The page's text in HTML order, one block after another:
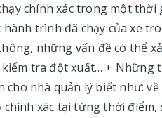
chính xác trong một thời
trình đã chạy của xe
những vấn đề có thể
tra đột xuất… + Những
nhà quản lý biết như:
xác tại từng thời điểm,